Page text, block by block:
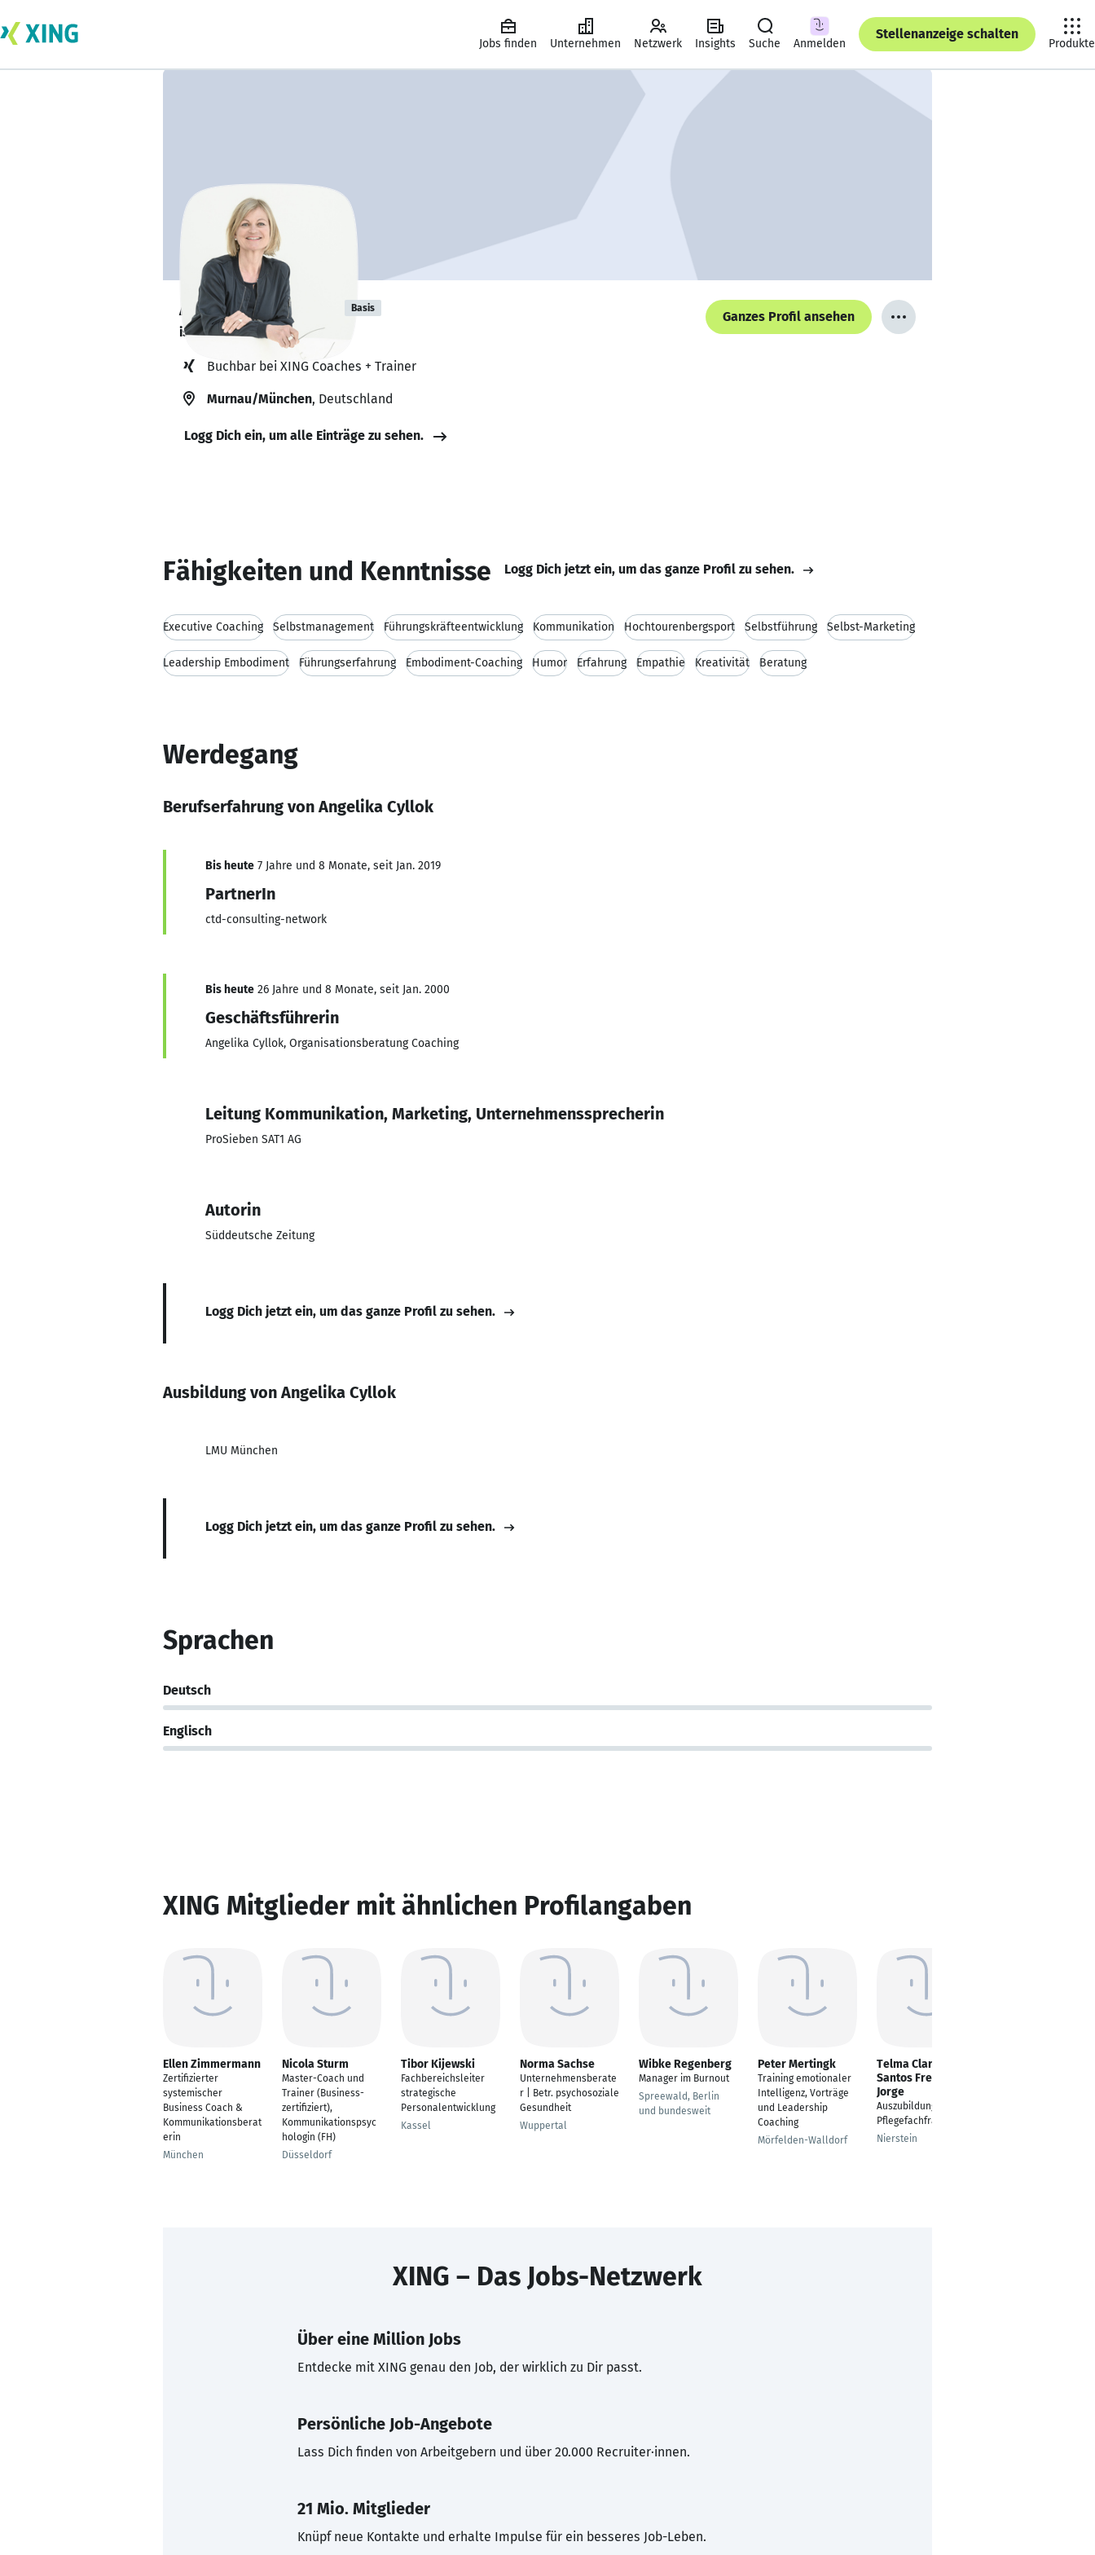
Jobs finden Unternehmen Netzwerk Insights Suche Anmelden
Stellenanzeige schalten
Produkte
Angelika Cyllok Basis
ist verfügbar. ✅
Ganzes Profil ansehen
Buchbar bei XING Coaches + Trainer
Murnau/München, Deutschland
Logg Dich ein, um alle Einträge zu sehen.
Fähigkeiten und Kenntnisse Logg Dich jetzt ein, um das ganze Profil zu sehen.
Executive Coaching Selbstmanagement Führungskräfteentwicklung Kommunikation Hochtourenbergsport Selbstführung Selbst-Marketing
Leadership Embodiment Führungserfahrung Embodiment-Coaching Humor Erfahrung Empathie Kreativität Beratung
Werdegang
Berufserfahrung von Angelika Cyllok
Bis heute 7 Jahre und 8 Monate, seit Jan. 2019
PartnerIn
ctd-consulting-network
Bis heute 26 Jahre und 8 Monate, seit Jan. 2000
Geschäftsführerin
Angelika Cyllok, Organisationsberatung Coaching
Leitung Kommunikation, Marketing, Unternehmenssprecherin
ProSieben SAT1 AG
Autorin
Süddeutsche Zeitung
Logg Dich jetzt ein, um das ganze Profil zu sehen.
Ausbildung von Angelika Cyllok
LMU München
Logg Dich jetzt ein, um das ganze Profil zu sehen.
Sprachen
Deutsch
Englisch
XING Mitglieder mit ähnlichen Profilangaben
Ellen Zimmermann
Zertifizierter
systemischer
Business Coach &
Kommunikationsberat
erin
München
Nicola Sturm
Master-Coach und
Trainer (Business-
zertifiziert),
Kommunikationspsyc
hologin (FH)
Düsseldorf
Tibor Kijewski
Fachbereichsleiter
strategische
Personalentwicklung
Kassel
Norma Sachse
Unternehmensberate
r | Betr. psychosoziale
Gesundheit
Wuppertal
Wibke Regenberg
Manager im Burnout
Spreewald, Berlin
und bundesweit
Peter Mertingk
Training emotionaler
Intelligenz, Vorträge
und Leadership
Coaching
Mörfelden-Walldorf
Telma Clarisse Dos
Santos Freire
Jorge
Auszubildung als
Pflegefachfrau
Nierstein
XING – Das Jobs-Netzwerk
Über eine Million Jobs
Entdecke mit XING genau den Job, der wirklich zu Dir passt.
Persönliche Job-Angebote
Lass Dich finden von Arbeitgebern und über 20.000 Recruiter·innen.
21 Mio. Mitglieder
Knüpf neue Kontakte und erhalte Impulse für ein besseres Job-Leben.